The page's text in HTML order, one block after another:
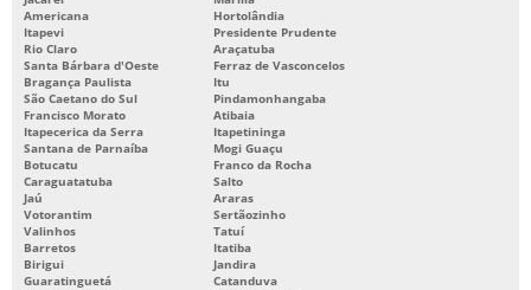
MOLDES PARA INJETORA DE PLÁSTICO
ONDE COMPRAR BOMBA PARA BANHEIRO QUÍMICO
ORÇAMENTO MOLDES
PEÇAS INJETADAS EM PLÁSTICO
PEÇAS PARA BANHEIRO QUÍMICO
PEÇAS PLÁSTICAS INJETADAS
PROJETO DE MOLDES PARA INJEÇÃO DE PLÁSTICOS
Americana
Hortolândia
Itapevi
Presidente Prudente
Rio Claro
Araçatuba
Santa Bárbara d'Oeste
Ferraz de Vasconcelos
Bragança Paulista
Itu
São Caetano do Sul
Pindamonhangaba
Francisco Morato
Atibaia
Itapecerica da Serra
Itapetininga
Santana de Parnaíba
Mogi Guaçu
Botucatu
Franco da Rocha
Caraguatatuba
Salto
Jaú
Araras
Votorantim
Sertãozinho
Valinhos
Tatuí
Barretos
Itatiba
Birigui
Jandira
Guaratinguetá
Catanduva